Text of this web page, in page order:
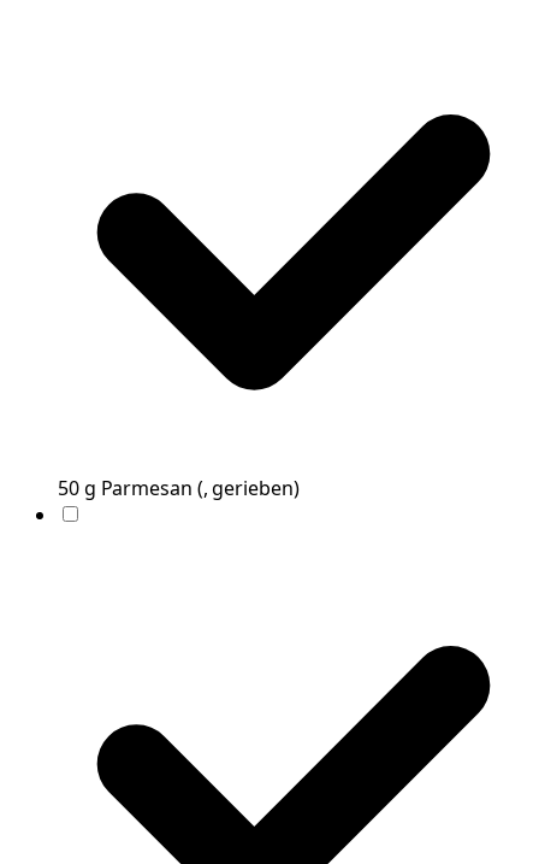
50g Parmesan (, gerieben)